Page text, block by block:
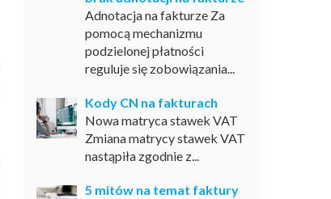
Adnotacja na fakturze Za
pomocą mechanizmu
podzielonej płatności
reguluje się zobowiązania...
Kody CN na fakturach
Nowa matryca stawek VAT
Zmiana matrycy stawek VAT
nastąpiła zgodnie z...
5 mitów na temat faktury